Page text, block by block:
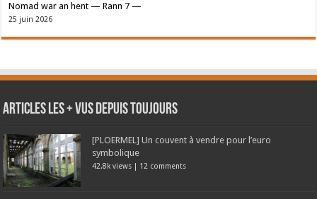
Nomad war an hent — Rann 7 —
25 juin 2026
Articles les + vus depuis toujours
[PLOERMEL] Un couvent à vendre pour l’euro
symbolique
42.8k views | 12 comments